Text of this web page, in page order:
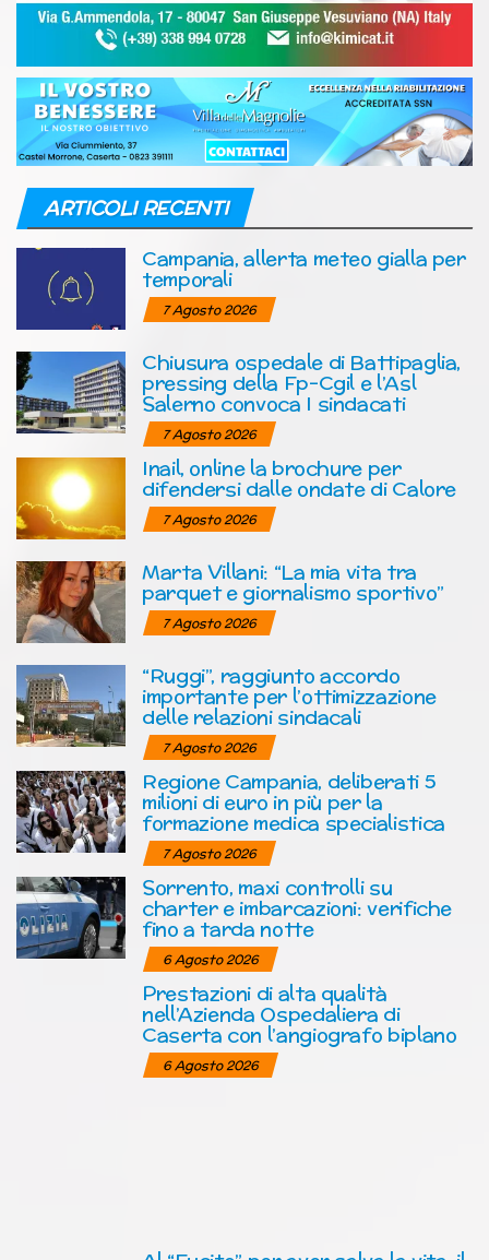
ARTICOLI RECENTI
Campania, allerta meteo gialla per
temporali
7 Agosto 2026
Chiusura ospedale di Battipaglia,
pressing della Fp-Cgil e l’Asl
Salerno convoca I sindacati
7 Agosto 2026
Inail, online la brochure per
difendersi dalle ondate di Calore
7 Agosto 2026
Marta Villani: “La mia vita tra
parquet e giornalismo sportivo”
7 Agosto 2026
“Ruggi”, raggiunto accordo
importante per l’ottimizzazione
delle relazioni sindacali
7 Agosto 2026
Regione Campania, deliberati 5
milioni di euro in più per la
formazione medica specialistica
7 Agosto 2026
Sorrento, maxi controlli su
charter e imbarcazioni: verifiche
fino a tarda notte
6 Agosto 2026
Prestazioni di alta qualità
nell’Azienda Ospedaliera di
Caserta con l’angiografo biplano
6 Agosto 2026